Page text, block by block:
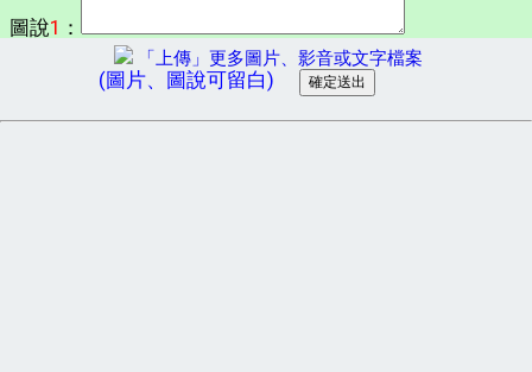
圖說1 ：
「上傳」更多圖片、影音或文字檔案
(圖片、圖說可留白)